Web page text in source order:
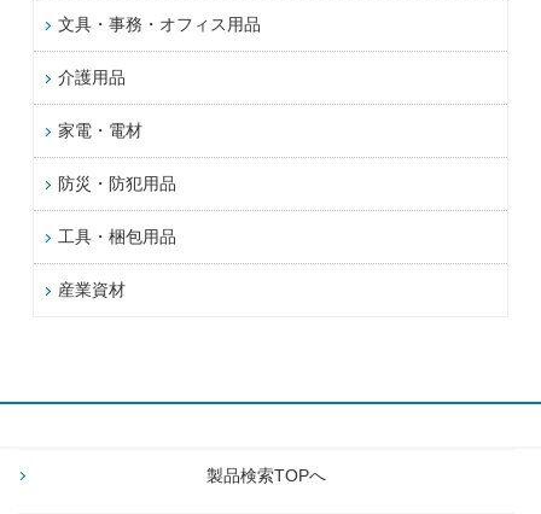
文具・事務・オフィス用品
介護用品
家電・電材
防災・防犯用品
工具・梱包用品
産業資材
製品検索TOPへ